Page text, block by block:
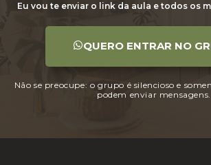
Eu vou te enviar o link da aula e todos os
QUERO ENTRAR NO
Não se preocupe: o grupo é silencioso e
podem enviar mensagens.